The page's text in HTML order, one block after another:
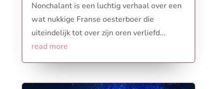
Nonchalant is een luchtig verhaal over een
wat nukkige Franse oesterboer die
uiteindelijk tot over zijn oren verliefd...
read more